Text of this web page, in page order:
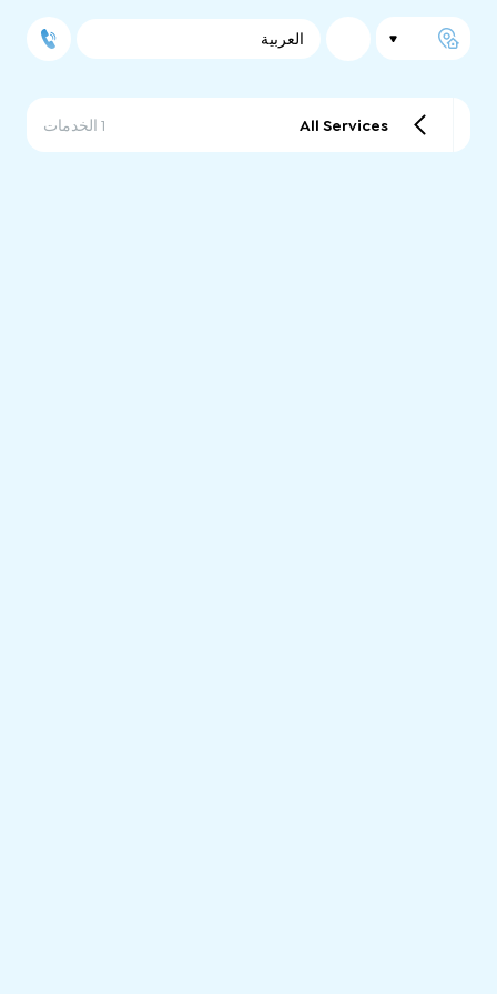
العربية
All Services 1 الخدمات